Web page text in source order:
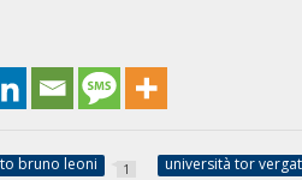
bruno leoni 1 università tor